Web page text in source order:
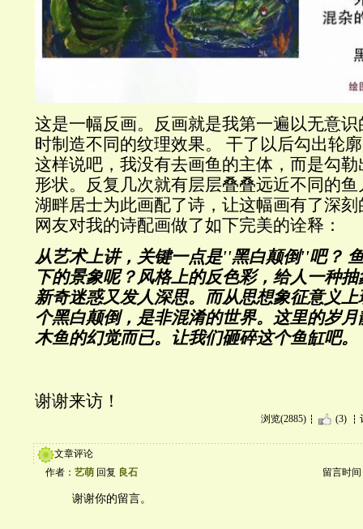
这是一幅反画。反画就是我第一遍以无意
时制造不同的纹理效果。 干了以后勾出轮
这样说吧，我没有去画鱼的主体，而是勾
形状。反复几次就有层层叠叠远近不同的
湖畔居士为此画配了诗，让这幅画有了深
网友对我的诗配画做了如下完美的诠释：
从艺术上讲，关键一点是''黑白颠倒''吧？
下的景象呢？风格上的反色彩，给人一种
新奇迷惑又发人深思。而从思想象征意义
个黑白颠倒，是非混淆的世界。这里的岁
木鱼的幻觉而已。让我们砸碎这个鱼缸吧。
谢谢来访！
浏览(2885) (3)
文章评论
作者： 艺萌 回复 良石 留言时间
谢谢你的留言。